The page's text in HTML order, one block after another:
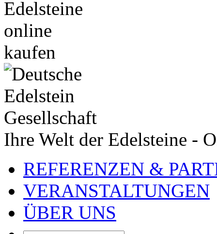
Ihre Welt der Edelsteine -
REFERENZEN &
VERANSTALTUNGEN
ÜBER UNS